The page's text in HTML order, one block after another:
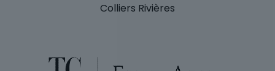
Colliers Rivières